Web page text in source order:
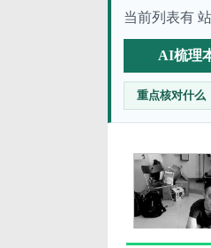
当前列表有
AI梳理
重点核对什么